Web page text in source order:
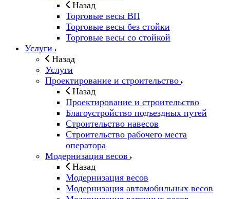
Назад
Торговые весы ВП
Торговые весы без стойки
Торговые весы со стойкой
Услуги
Назад
Услуги
Проектирование и строительство
Назад
Проектирование и строительство
Благоустройство подъездных путей
Строительство навесов
Строительство рабочего места
оператора
Модернизация весов
Назад
Модернизация весов
Модернизация автомобильных весов